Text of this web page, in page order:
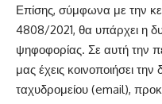
Επίσης, σύμφωνα με την
4808/2021, θα υπάρχει η
ψηφοφορίας. Σε αυτή την
μας έχεις κοινοποιήσει
ταχυδρομείου (email),